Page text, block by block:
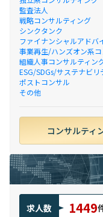
監査法人
戦略コンサルティング
シンクタンク
ファイナンシャルアドバ
事業再生/ハンズオン系
組織人事コンサルティン
ESG/SDGs/サステナビ
ポストコンサル
その他
コンサルティ
求人数 1449